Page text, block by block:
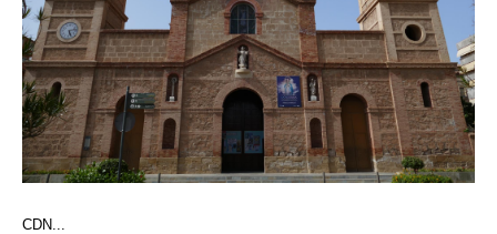
CDN...